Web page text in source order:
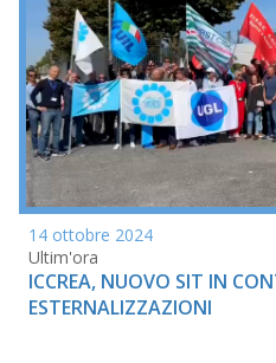
14 ottobre 2024
Ultim'ora
ICCREA, NUOVO SIT IN
ESTERNALIZZAZIONI